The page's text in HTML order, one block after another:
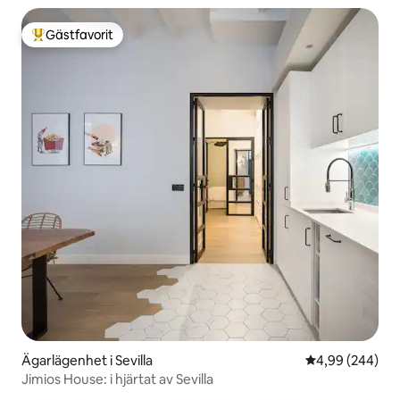
Populär gästfavorit
Gästfavorit
Ägarlägenhet i Sevilla 4,99 av 5 i
4,99 (244)
Jimios House: i hjärtat av Sevilla